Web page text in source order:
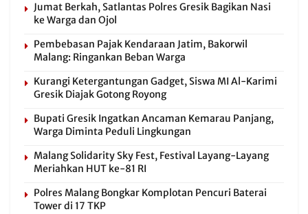
Jumat Berkah, Satlantas Polres Gresik Bagikan Nasi
ke Warga dan Ojol
Pembebasan Pajak Kendaraan Jatim, Bakorwil
Malang: Ringankan Beban Warga
Kurangi Ketergantungan Gadget, Siswa MI Al-Karimi
Gresik Diajak Gotong Royong
Bupati Gresik Ingatkan Ancaman Kemarau Panjang,
Warga Diminta Peduli Lingkungan
Malang Solidarity Sky Fest, Festival Layang-Layang
Meriahkan HUT ke-81 RI
Polres Malang Bongkar Komplotan Pencuri Baterai
Tower di 17 TKP